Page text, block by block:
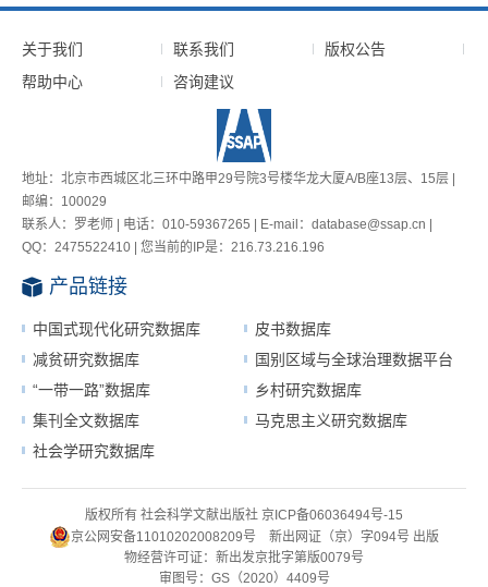
关于我们 联系我们
版权公告
帮助中心
咨询建议
地址：北京市西城区北三环中路甲29号院3号楼华龙大厦A/B座13层、15层 |
邮编：100029
联系人：罗老师 | 电话：010-59367265 | E-mail：database@ssap.cn |
QQ：2475522410 | 您当前的IP是： 216.73.216.196
产品链接
中国式现代化研究数据库
皮书数据库
减贫研究数据库
国别区域与全球治理数据平台
“一带一路”数据库
乡村研究数据库
集刊全文数据库
马克思主义研究数据库
社会学研究数据库
版权所有 社会科学文献出版社 京ICP备06036494号-15
京公网安备11010202008209号 新出网证（京）字094号 出版
物经营许可证：新出发京批字第版0079号
审图号：GS（2020）4409号